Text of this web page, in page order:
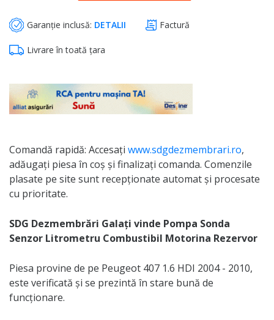
Garanție inclusă: DETALII Factură
Livrare în toată țara
Comandă rapidă: Accesați www.sdgdezmembrari.ro,
adăugați piesa în coș și finalizați comanda. Comenzile
plasate pe site sunt recepționate automat și procesate
cu prioritate.
SDG Dezmembrări Galați vinde Pompa Sonda
Senzor Litrometru Combustibil Motorina Rezervor
Piesa provine de pe Peugeot 407 1.6 HDI 2004 - 2010,
este verificată și se prezintă în stare bună de
funcționare.